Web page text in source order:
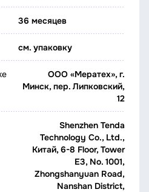
36 месяцев
см. упаковку
ООО «Мератех», г.
Минск, пер. Липковский,
12
Shenzhen Tenda
Technology Co., Ltd.,
Китай, 6-8 Floor, Tower
E3, No. 1001,
Zhongshanyuan Road,
Nanshan District,